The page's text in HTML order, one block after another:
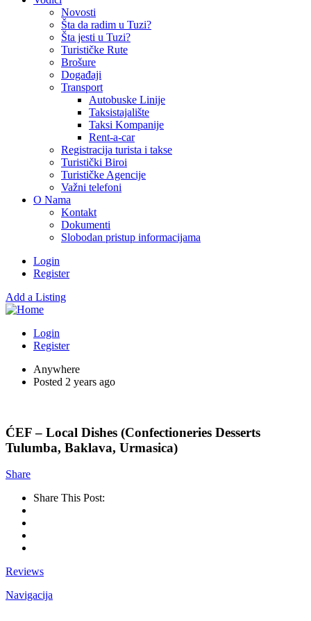
Novosti
Šta da radim u Tuzi?
Šta jesti u Tuzi?
Turističke Rute
Brošure
Događaji
Transport
Autobuske Linije
Taksistajalište
Taksi Kompanije
Rent-a-car
Registracija turista i takse
Turistički Biroi
Turističke Agencije
Važni telefoni
O Nama
Kontakt
Dokumenti
Slobodan pristup informacijama
Login
Register
Add a Listing
Login
Register
Anywhere
Posted 2 years ago
ĆEF – Local Dishes (Confectioneries Desserts
Tulumba, Baklava, Urmasica)
Share
Share This Post:
Reviews
Navigacija